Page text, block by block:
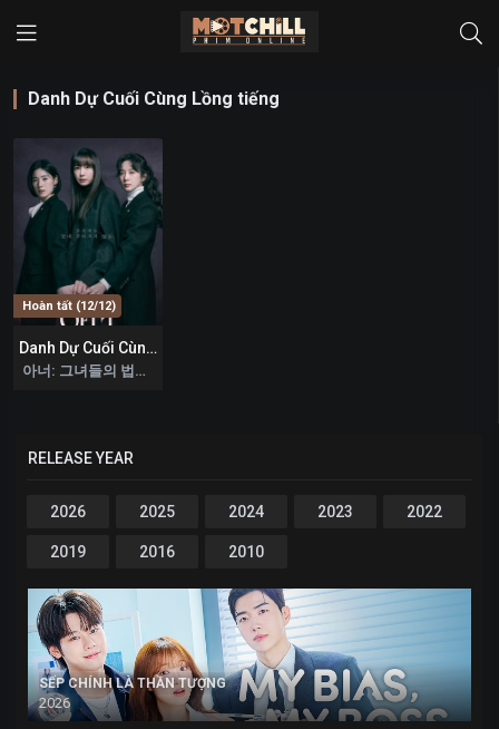
Danh Dự Cuối Cùng Lồng tiếng
Hoàn tất (12/12)
10
Danh Dự Cuối Cùng – Honour
아너: 그녀들의 법정 2026
RELEASE YEAR
2026 2025 2024 2023 2022
2019 2016 2010
SẾP CHÍNH LÀ THẦN TƯỢNG
2026